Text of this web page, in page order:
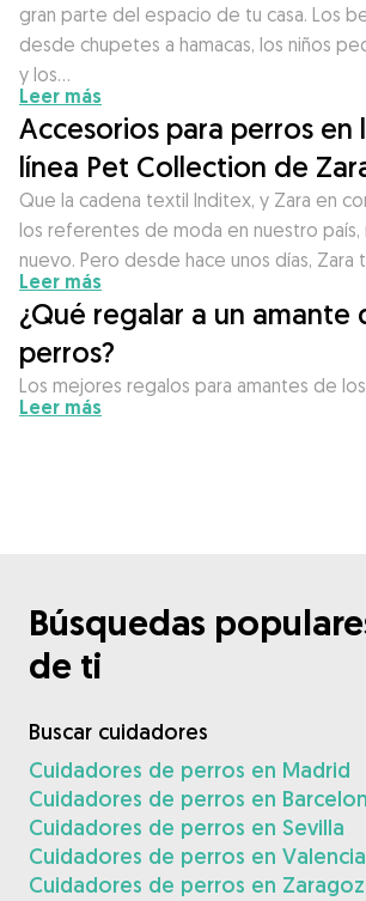
gran parte del espacio de tu casa. Los
desde chupetes a hamacas, los niños
y los…
Leer más
Accesorios para perros en
línea Pet Collection de
Que la cadena textil Inditex, y Zara en
los referentes de moda en nuestro país,
nuevo. Pero desde hace unos días, Zara
Leer más
¿Qué regalar a un amante
perros?
Los mejores regalos para amantes de
Leer más
Búsquedas
de ti
Buscar cuidadores
Cuidadores de perros en Madrid
Cuidadores de perros en
Cuidadores de perros en Sevilla
Cuidadores de perros en Valencia
Cuidadores de perros en